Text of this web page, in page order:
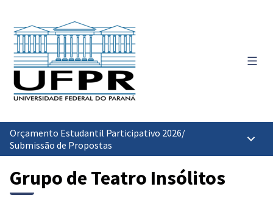
Orçamento Estudantil Participativo 2026/
Submissão de Propostas
Grupo de Teatro Insólitos